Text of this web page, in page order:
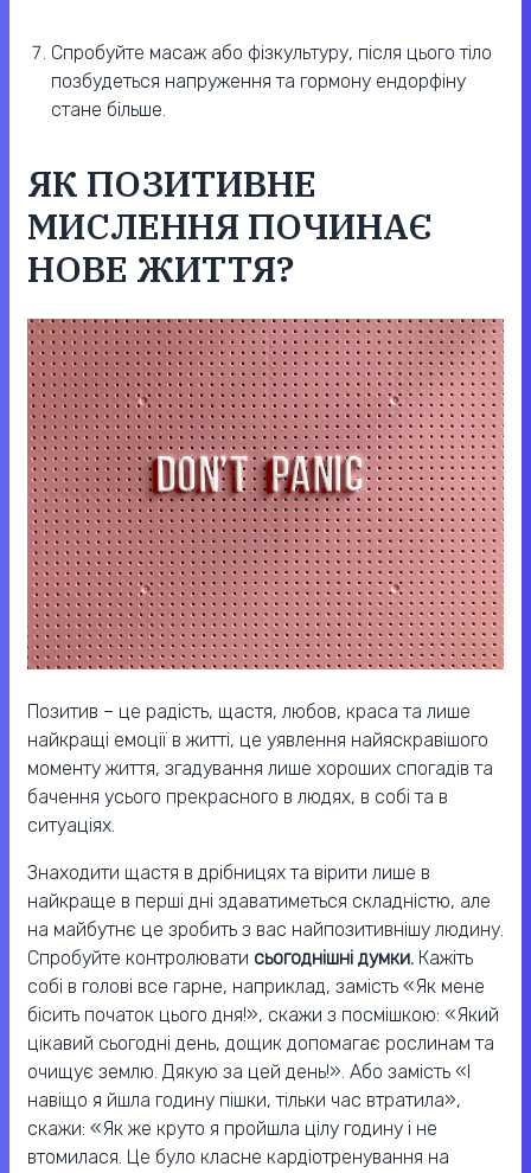
Спробуйте масаж або фізкультуру, після цього тіло
позбудеться напруження та гормону ендорфіну
стане більше.
ЯК ПОЗИТИВНЕ
МИСЛЕННЯ ПОЧИНАЄ
НОВЕ ЖИТТЯ?
Позитив – це радість, щастя, любов, краса та лише
найкращі емоції в житті, це уявлення найяскравішого
моменту життя, згадування лише хороших спогадів та
бачення усього прекрасного в людях, в собі та в
ситуаціях.
Знаходити щастя в дрібницях та вірити лише в
найкраще в перші дні здаватиметься складністю, але
на майбутнє це зробить з вас найпозитивнішу людину.
Спробуйте контролювати сьогоднішні думки. Кажіть
собі в голові все гарне, наприклад, замість «Як мене
бісить початок цього дня!», скажи з посмішкою: «Який
цікавий сьогодні день, дощик допомагає рослинам та
очищує землю. Дякую за цей день!». Або замість «І
навіщо я йшла годину пішки, тільки час втратила»,
скажи: «Як же круто я пройшла цілу годину і не
втомилася. Це було класне кардіотренування на